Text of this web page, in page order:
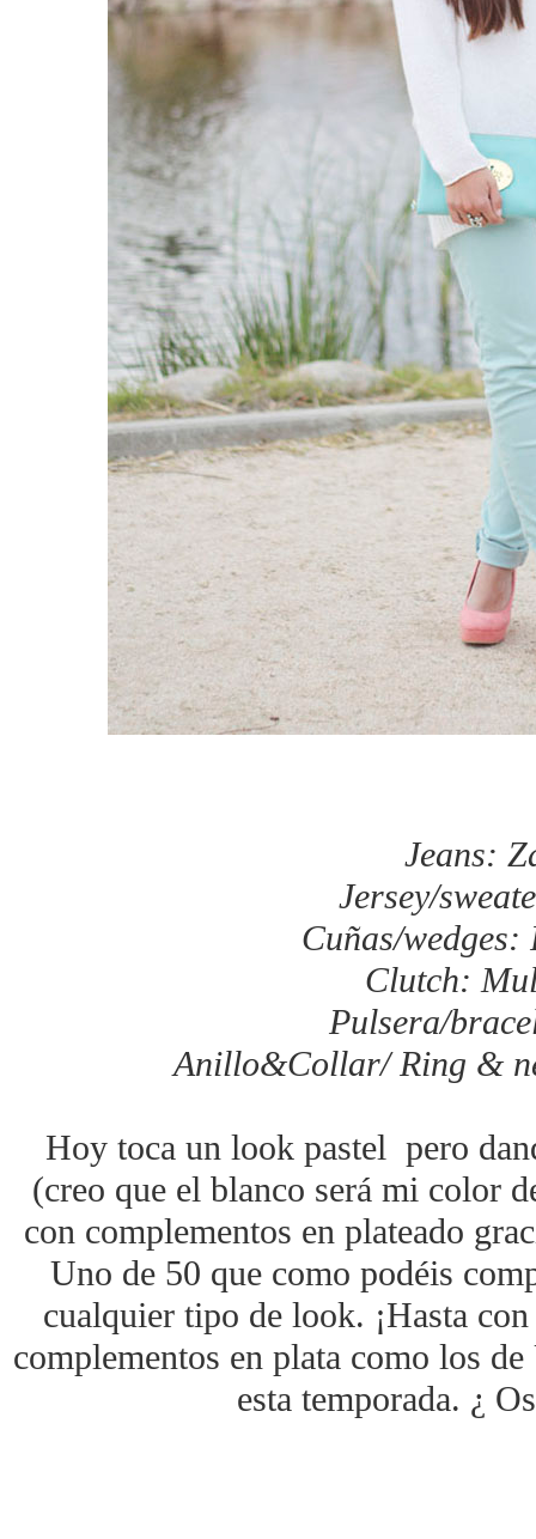
Jeans:
Jersey/
Cuñas/wedges:
Clutch:
Pulsera/
Anillo&Collar/ Ring &
Hoy toca un look pastel pero
(creo que el blanco será mi color
con complementos en plateado
Uno de 50 que como podéis
cualquier tipo de look. ¡Hasta
complementos en plata como los
esta temporada. ¿